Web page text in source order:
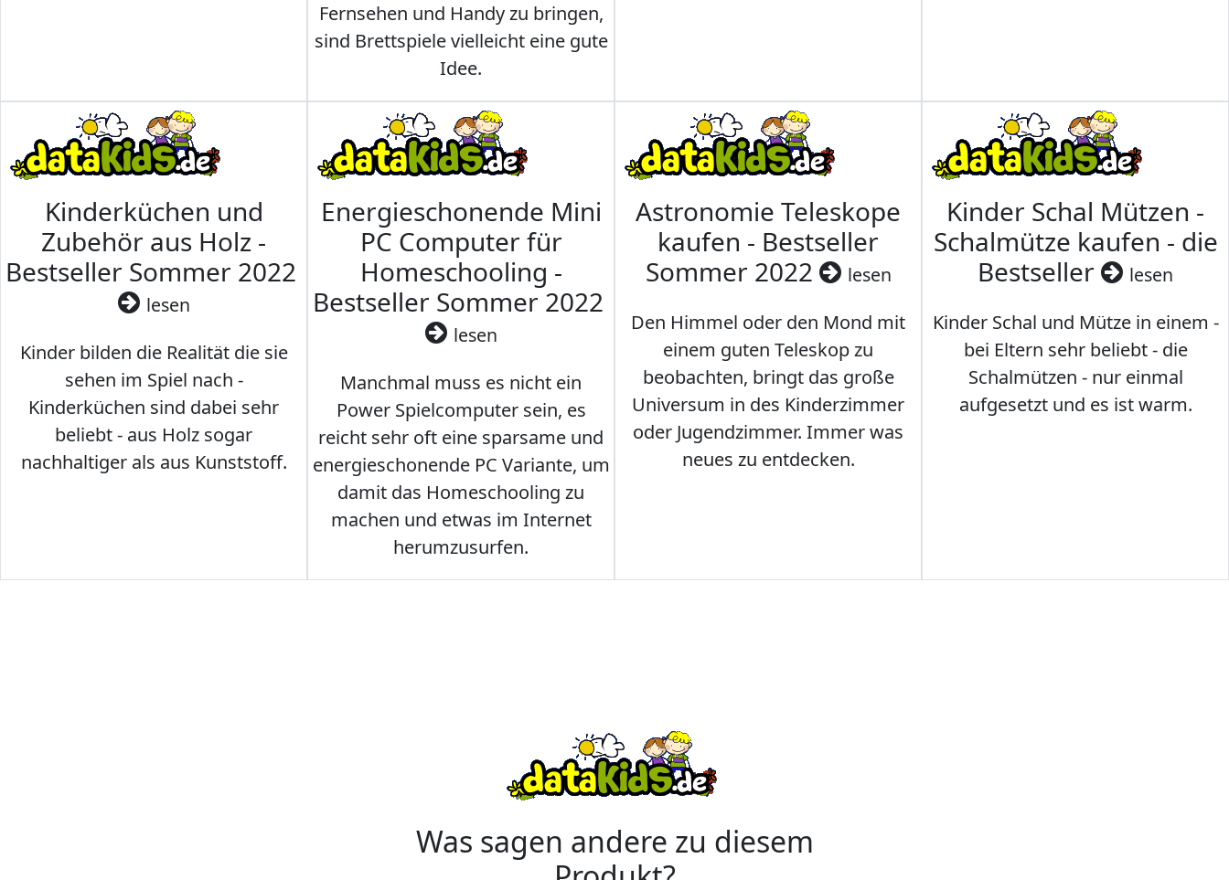
Fernsehen und Handy zu bringen,
sind Brettspiele vielleicht eine gute
Idee.
Kinderküchen und
Zubehör aus Holz -
Bestseller Sommer 2022
lesen
Kinder bilden die Realität die sie
sehen im Spiel nach -
Kinderküchen sind dabei sehr
beliebt - aus Holz sogar
nachhaltiger als aus Kunststoff.
Energieschonende Mini
PC Computer für
Homeschooling -
Bestseller Sommer 2022
lesen
Manchmal muss es nicht ein
Power Spielcomputer sein, es
reicht sehr oft eine sparsame und
energieschonende PC Variante, um
damit das Homeschooling zu
machen und etwas im Internet
herumzusurfen.
Astronomie Teleskope
kaufen - Bestseller
Sommer 2022
lesen
Den Himmel oder den Mond mit
einem guten Teleskop zu
beobachten, bringt das große
Universum in des Kinderzimmer
oder Jugendzimmer. Immer was
neues zu entdecken.
Kinder Schal Mützen -
Schalmütze kaufen - die
Bestseller
lesen
Kinder Schal und Mütze in einem -
bei Eltern sehr beliebt - die
Schalmützen - nur einmal
aufgesetzt und es ist warm.
Was sagen andere zu diesem